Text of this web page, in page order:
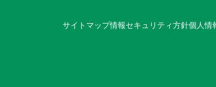
サイトマップ情報セキュリティ方針個人情